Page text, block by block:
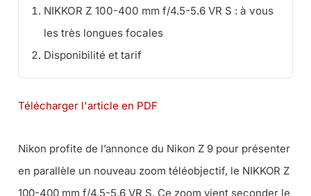
NIKKOR Z 100-400 mm f/4.5-5.6 VR S : à vous
les très longues focales
Disponibilité et tarif
Télécharger l'article en PDF
Nikon profite de l’annonce du Nikon Z 9 pour présenter
en parallèle un nouveau zoom téléobjectif, le NIKKOR Z
100-400 mm f/4.5-5.6 VR S. Ce zoom vient seconder le